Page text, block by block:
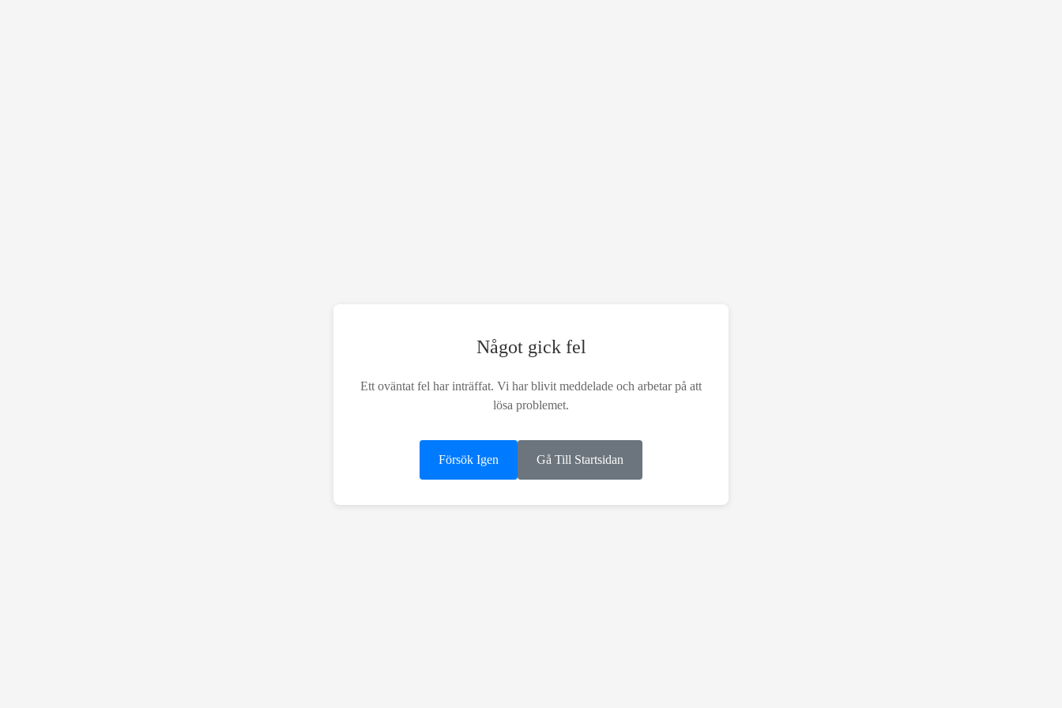
Något gick fel
Ett oväntat fel har inträffat. Vi har blivit meddelade och arbetar på att
lösa problemet.
Försök Igen Gå Till Startsidan